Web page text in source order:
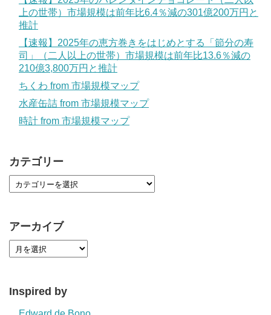
上の世帯）市場規模は前年比6.4％減の301億200万円と
推計
【速報】2025年の恵方巻きをはじめとする「節分の寿
司」（二人以上の世帯）市場規模は前年比13.6％減の
210億3,800万円と推計
ちくわ from 市場規模マップ
水産缶詰 from 市場規模マップ
時計 from 市場規模マップ
カテゴリー
アーカイブ
Inspired by